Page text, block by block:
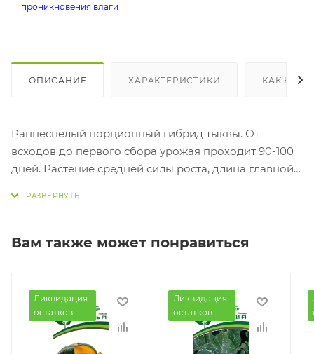
проникновения влаги
ОПИСАНИЕ ХАРАКТЕРИСТИКИ КАК
Раннеспелый порционный гибрид тыквы. От
всходов до первого сбора урожая проходит 90-100
дней. Растение средней силы роста, длина главной
Мякоть жёлтая, сочная, с высоким содержанием
превосходные. Плоды универсального назначения:
отлично подойдут для всех видов домашней
кулинарии и переработки. Тыквы лёжкие и
транспортабельные. Гибрид устойчив к мучнистой
Вам также может понравиться
Ликвидация
остатков
Ликвидация
остатков